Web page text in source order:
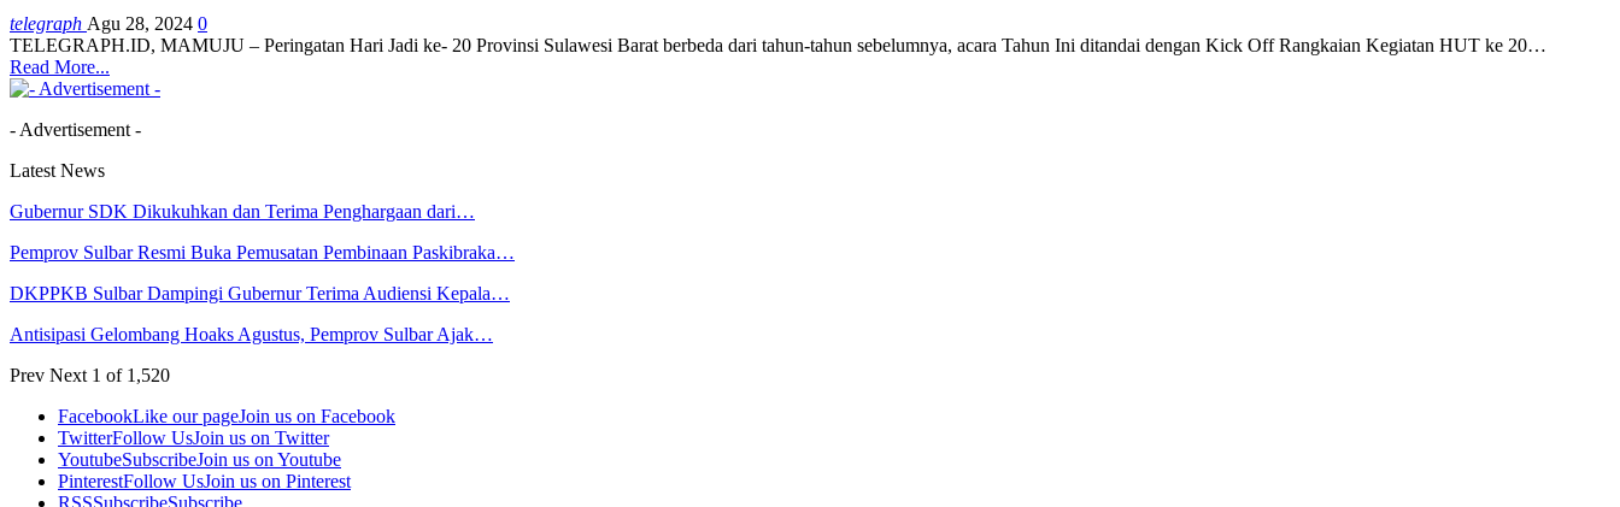
telegraph Agu 28, 2024 0
TELEGRAPH.ID, MAMUJU – Peringatan Hari Jadi ke- 20 Provinsi Sulawesi Barat berbeda dari tahun-tahun sebelumnya, acara Tahun Ini ditandai dengan Kick Off Rangkaian Kegiatan HUT ke 20…
Read More...
- Advertisement -
Latest News
Gubernur SDK Dikukuhkan dan Terima Penghargaan dari…
Pemprov Sulbar Resmi Buka Pemusatan Pembinaan Paskibraka…
DKPPKB Sulbar Dampingi Gubernur Terima Audiensi Kepala…
Antisipasi Gelombang Hoaks Agustus, Pemprov Sulbar Ajak…
Prev Next 1 of 1,520
FacebookLike our pageJoin us on Facebook
TwitterFollow UsJoin us on Twitter
YoutubeSubscribeJoin us on Youtube
PinterestFollow UsJoin us on Pinterest
RSSSubscribeSubscribe